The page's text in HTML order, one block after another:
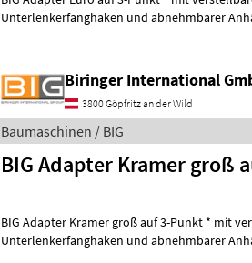
Unterlenkerfanghaken und abnehmbarer
Biringer International
3800 Göpfritz an der Wild
Baumaschinen / BIG
BIG Adapter Kramer groß
BIG Adapter Kramer groß auf 3-Punkt * mit
Unterlenkerfanghaken und abnehmbarer